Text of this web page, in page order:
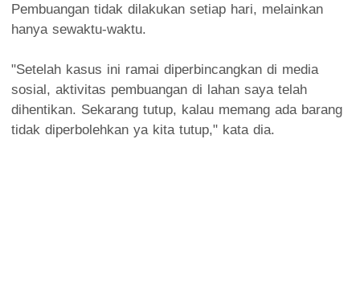
Pembuangan tidak dilakukan setiap hari, melainkan
hanya sewaktu-waktu.
"Setelah kasus ini ramai diperbincangkan di media
sosial, aktivitas pembuangan di lahan saya telah
dihentikan. Sekarang tutup, kalau memang ada barang
tidak diperbolehkan ya kita tutup," kata dia.